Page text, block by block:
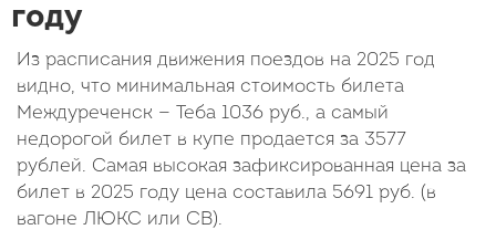
году
Из расписания движения поездов на 2025 год
видно, что минимальная стоимость билета
Междуреченск — Теба 1036 руб., а самый
недорогой билет в купе продается за 3577
рублей. Самая высокая зафиксированная цена за
билет в 2025 году цена составила 5691 руб. (в
вагоне ЛЮКС или СВ).